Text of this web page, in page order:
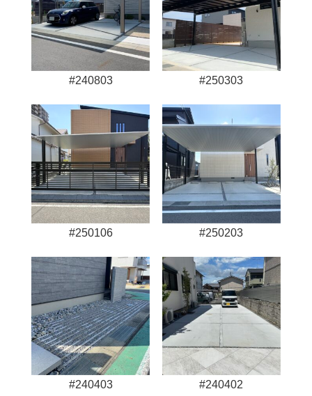
#240803 #250303
#250106 #250203
#240403 #240402